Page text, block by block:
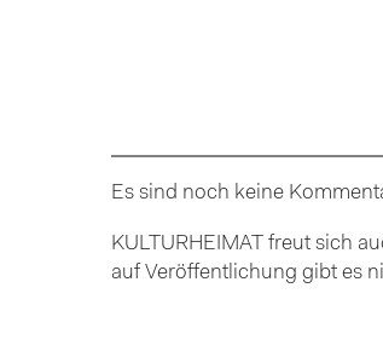
Es sind noch keine
KULTURHEIMAT freut sich
auf Veröffentlichung gibt es